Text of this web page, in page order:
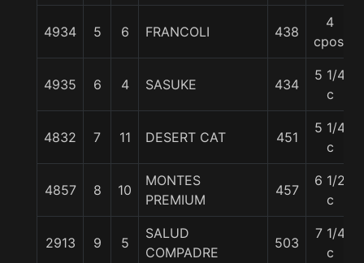
4934 5 6 FRANCOLI 438
4
cpos.
4935 6 4 SASUKE 434
5 1/4
c
4832 7 11 DESERT CAT 451
5 1/4
c
4857 8 10
MONTES
PREMIUM
457
6 1/2
c
2913 9 5
SALUD
COMPADRE
503
7 1/4
c